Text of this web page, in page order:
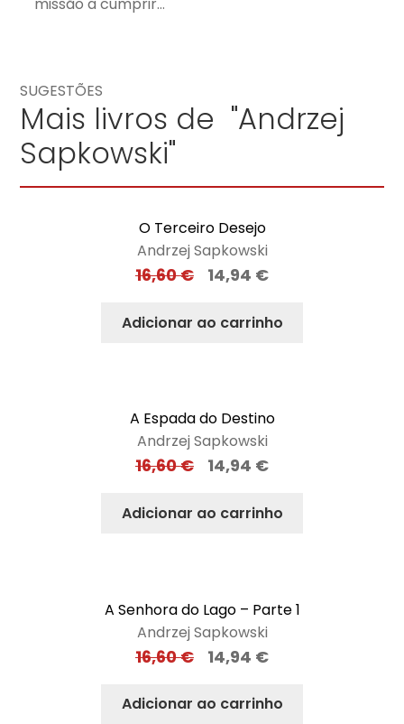
SUGESTÕES
Mais livros de "Andrzej
Sapkowski"
O Terceiro Desejo
Andrzej Sapkowski
16,60€ 14,94 €
Adicionar ao carrinho
A Espada do Destino
Andrzej Sapkowski
16,60€ 14,94 €
Adicionar ao carrinho
A Senhora do Lago – Parte 1
Andrzej Sapkowski
16,60€ 14,94 €
Adicionar ao carrinho